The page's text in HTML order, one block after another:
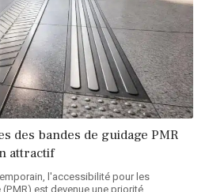
des bandes de guidage PMR
attractif
l'accessibilité pour les
est devenue une priorité